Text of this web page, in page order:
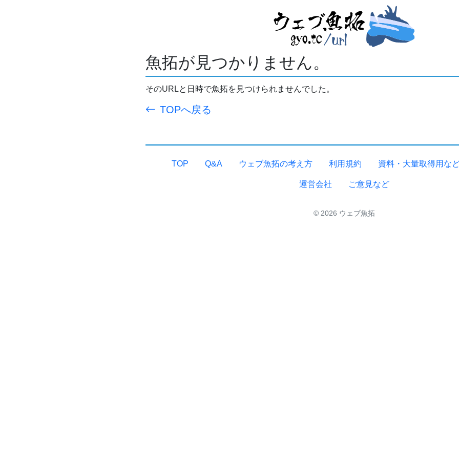
魚拓が見つかりません。
そのURLと日時で魚拓を見つけられませんでした。
TOPへ戻る
TOP Q&A ウェブ魚拓の考え方 利用規約 資料・大量取得用な
運営会社 ご意見など
© 2026 ウェブ魚拓